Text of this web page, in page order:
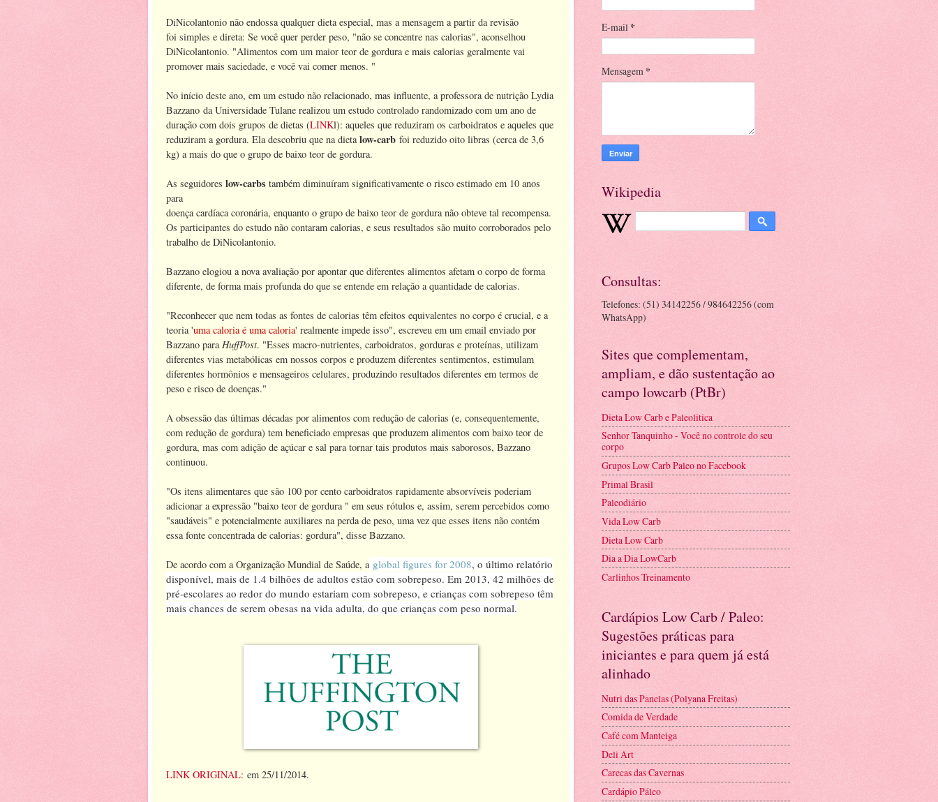
DiNicolantonio não endossa qualquer dieta especial, mas a mensagem a partir da revisão
foi simples e direta: Se você quer perder peso, "não se concentre nas calorias", aconselhou
DiNicolantonio. "Alimentos com um maior teor de gordura e mais calorias geralmente vai
promover mais saciedade, e você vai comer menos. "
No início deste ano, em um estudo não relacionado, mas influente, a professora de nutrição Lydia
Bazzano da Universidade Tulane realizou um estudo controlado randomizado com um ano de
duração com dois grupos de dietas (LINKl): aqueles que reduziram os carboidratos e aqueles que
reduziram a gordura. Ela descobriu que na dieta low-carb foi reduzido oito libras (cerca de 3,6
kg) a mais do que o grupo de baixo teor de gordura.
As seguidores low-carbs também diminuíram significativamente o risco estimado em 10 anos
para
doença cardíaca coronária, enquanto o grupo de baixo teor de gordura não obteve tal recompensa.
Os participantes do estudo não contaram calorias, e seus resultados são muito corroborados pelo
trabalho de DiNicolantonio.
Bazzano elogiou a nova avaliação por apontar que diferentes alimentos afetam o corpo de forma
diferente, de forma mais profunda do que se entende em relação a quantidade de calorias.
"Reconhecer que nem todas as fontes de calorias têm efeitos equivalentes no corpo é crucial, e a
teoria 'uma caloria é uma caloria' realmente impede isso", escreveu em um email enviado por
Bazzano para HuffPost. "Esses macro-nutrientes, carboidratos, gorduras e proteínas, utilizam
diferentes vias metabólicas em nossos corpos e produzem diferentes sentimentos, estimulam
diferentes hormônios e mensageiros celulares, produzindo resultados diferentes em termos de
peso e risco de doenças."
A obsessão das últimas décadas por alimentos com redução de calorias (e, consequentemente,
com redução de gordura) tem beneficiado empresas que produzem alimentos com baixo teor de
gordura, mas com adição de açúcar e sal para tornar tais produtos mais saborosos, Bazzano
continuou.
"Os itens alimentares que são 100 por cento carboidratos rapidamente absorvíveis poderiam
adicionar a expressão "baixo teor de gordura " em seus rótulos e, assim, serem percebidos como
"saudáveis" e potencialmente auxiliares na perda de peso, uma vez que esses itens não contém
essa fonte concentrada de calorias: gordura", disse Bazzano.
De acordo com a Organização Mundial de Saúde, a global figures for 2008, o último relatório
disponível, mais de 1.4 bilhões de adultos estão com sobrepeso. Em 2013, 42 milhões de
pré-escolares ao redor do mundo estariam com sobrepeso, e crianças com sobrepeso têm
mais chances de serem obesas na vida adulta, do que crianças com peso normal.
LINK ORIGINAL: em 25/11/2014.
E-mail *
Mensagem *
Wikipedia
Consultas:
Telefones: (51) 34142256 / 984642256 (com
WhatsApp)
Sites que complementam,
ampliam, e dão sustentação ao
campo lowcarb (PtBr)
Dieta Low Carb e Paleolitica
Senhor Tanquinho - Você no controle do seu
corpo
Grupos Low Carb Paleo no Facebook
Primal Brasil
Paleodiário
Vida Low Carb
Dieta Low Carb
Dia a Dia LowCarb
Carlinhos Treinamento
Cardápios Low Carb / Paleo:
Sugestões práticas para
iniciantes e para quem já está
alinhado
Nutri das Panelas (Polyana Freitas)
Comida de Verdade
Café com Manteiga
Deli Art
Carecas das Cavernas
Cardápio Páleo